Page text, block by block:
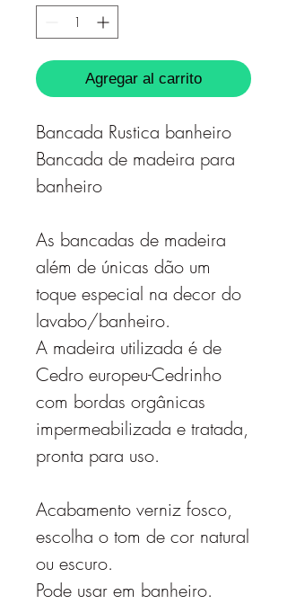
Agregar al carrito
Bancada Rustica banheiro
Bancada de madeira para
banheiro
As bancadas de madeira
além de únicas dão um
toque especial na decor do
lavabo/banheiro.
A madeira utilizada é de
Cedro europeu-Cedrinho
com bordas orgânicas
impermeabilizada e tratada,
pronta para uso.
Acabamento verniz fosco,
escolha o tom de cor natural
ou escuro.
Pode usar em banheiro.